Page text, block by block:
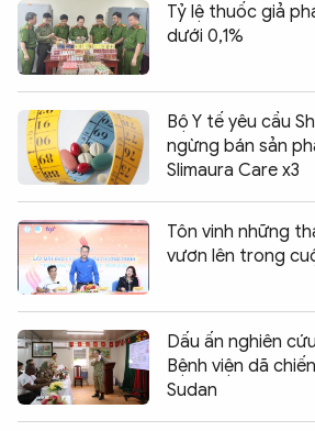
Tỷ lệ thuốc giả
dưới 0,1%
Bộ Y tế yêu cầu
ngừng bán sản
Slimaura Care x3
Tôn vinh những
vươn lên trong
Dấu ấn nghiên
Bệnh viện dã
Sudan